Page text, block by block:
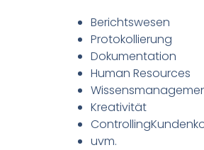
Berichtswesen
Protokollierung
Dokumentation
Human Resources
Kreativität
uvm.